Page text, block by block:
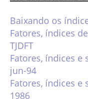
Baixando os
Fatores, índices
TJDFT
Fatores, índices e
jun-94
Fatores, índices e
1986